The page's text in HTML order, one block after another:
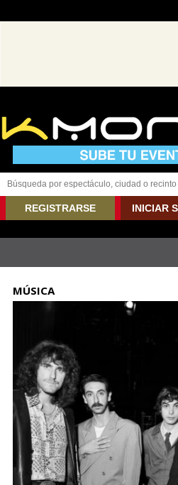
REGISTRARSE INICIAR
MÚSICA